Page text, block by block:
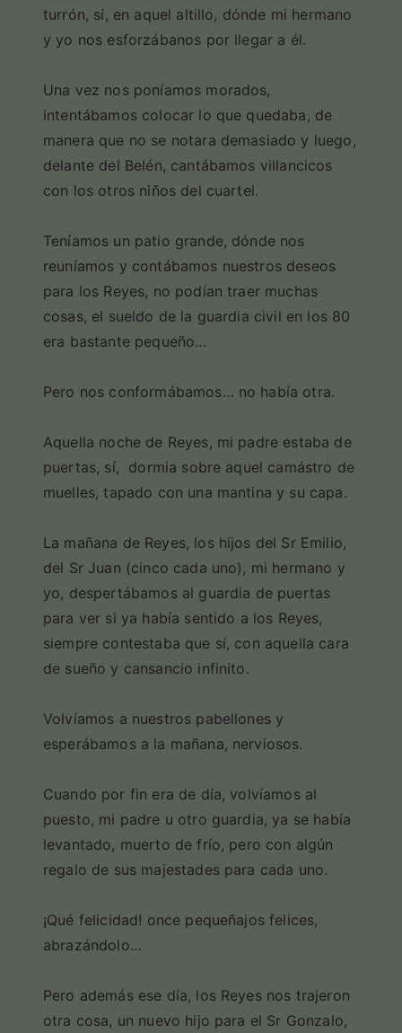
turrón, sí, en aquel altillo, dónde mi hermano
y yo nos esforzábanos por llegar a él.
Una vez nos poníamos morados,
intentábamos colocar lo que quedaba, de
manera que no se notara demasiado y luego,
delante del Belén, cantábamos villancicos
con los otros niños del cuartel.
Teníamos un patio grande, dónde nos
reuníamos y contábamos nuestros deseos
para los Reyes, no podían traer muchas
cosas, el sueldo de la guardia civil en los 80
era bastante pequeño…
Pero nos conformábamos… no había otra.
Aquella noche de Reyes, mi padre estaba de
puertas, sí, dormia sobre aquel camástro de
muelles, tapado con una mantina y su capa.
La mañana de Reyes, los hijos del Sr Emilio,
del Sr Juan (cinco cada uno), mi hermano y
yo, despertábamos al guardia de puertas
para ver si ya había sentido a los Reyes,
siempre contestaba que sí, con aquella cara
de sueño y cansancio infinito.
Volvíamos a nuestros pabellones y
esperábamos a la mañana, nerviosos.
Cuando por fin era de día, volvíamos al
puesto, mi padre u otro guardia, ya se había
levantado, muerto de frío, pero con algún
regalo de sus majestades para cada uno.
¡Qué felicidad! once pequeñajos felices,
abrazándolo…
Pero además ese día, los Reyes nos trajeron
otra cosa, un nuevo hijo para el Sr Gonzalo,